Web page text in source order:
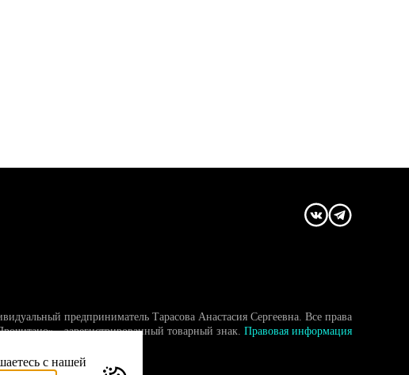
предприниматель Тарасова Анастасия Сергеевна. Все права
- зарегистрированный товарный знак. Правовая информация
с нашей